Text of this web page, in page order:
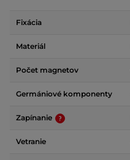
Fixácia
Materiál
Počet magnetov
Germániové komponenty
Zapínanie
Vetranie